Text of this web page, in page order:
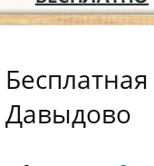
Давыдово